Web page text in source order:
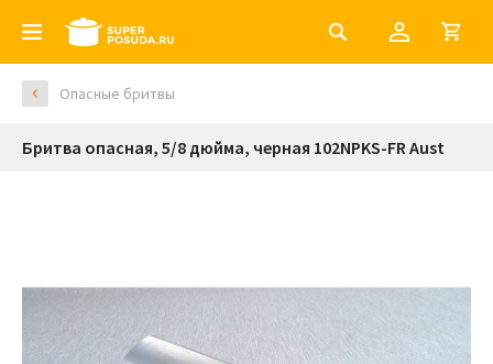
Опасные бритвы
Бритва опасная, 5/8 дюйма, черная 102NPKS-FR Aust